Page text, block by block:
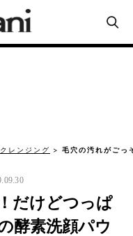
レンジング 毛穴の汚れがごっ
だけどつっぱ
酵素洗顔パウ